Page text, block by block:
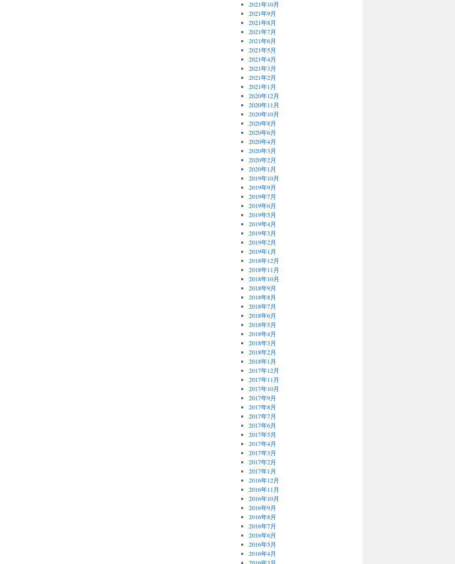
2021年10月
2021年9月
2021年8月
2021年7月
2021年6月
2021年5月
2021年4月
2021年3月
2021年2月
2021年1月
2020年12月
2020年11月
2020年10月
2020年8月
2020年6月
2020年4月
2020年3月
2020年2月
2020年1月
2019年10月
2019年9月
2019年7月
2019年6月
2019年5月
2019年4月
2019年3月
2019年2月
2019年1月
2018年12月
2018年11月
2018年10月
2018年9月
2018年8月
2018年7月
2018年6月
2018年5月
2018年4月
2018年3月
2018年2月
2018年1月
2017年12月
2017年11月
2017年10月
2017年9月
2017年8月
2017年7月
2017年6月
2017年5月
2017年4月
2017年3月
2017年2月
2017年1月
2016年12月
2016年11月
2016年10月
2016年9月
2016年8月
2016年7月
2016年6月
2016年5月
2016年4月